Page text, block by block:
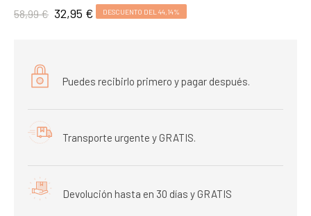
58,99 € 32,95 € DESCUENTO DEL 44,14%
Puedes recibirlo primero y pagar después.
Transporte urgente y GRATIS.
Devolución hasta en 30 días y GRATIS